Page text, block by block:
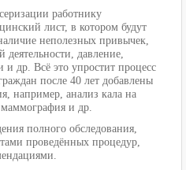
работнику
лист, в котором будут
неполезных привычек,
давление,
и др. Всё это упростит процесс
после 40 лет добавлены
например, анализ кала на
и др.
полного обследования,
проведённых процедур,